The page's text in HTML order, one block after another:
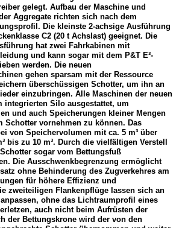
gelegt. Aufbau der Maschine und
Aggregate richten sich nach dem
Die kleinste 2-achsige Ausführung
C2 (20 t Achslast) geeignet. Die
hat zwei Fahrkabinen mit
und kann sogar mit dem P&T E³-
werden. Die neuen
gehen sparsam mit der Ressource
überschüssigen Schotter, um ihn an
einzubringen. Alle Maschinen der neuen
integrierten Silo ausgestattet, um
und auch Speicherungen kleiner Mengen
Schotter vornehmen zu können. Das
von Speichervolumen mit ca. 5 m³ über
bis zu 10 m³. Durch die vielfältigen Verstell
sogar vom Bettungsfuß
Die Ausschwenkbegrenzung ermöglicht
ohne Behinderung des Zugverkehres am
für höhere Effizienz und
zweiteiligen Flankenpflüge lassen sich an
ohne das Lichtraumprofil eines
auch nicht beim Aufrüsten der
der Bettungskrone wird der von den